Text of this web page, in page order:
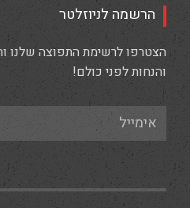
הרשמה לניוזלטר
הצטרפו לרשימת התפוצה שלנו
והנחות לפני כולם!